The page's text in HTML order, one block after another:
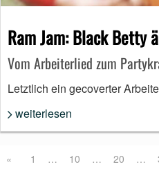
Ram Jam: Black Betty
Vom Arbeiterlied zum
Letztlich ein gecoverter
weiterlesen
« 1 … 10 … 20 …